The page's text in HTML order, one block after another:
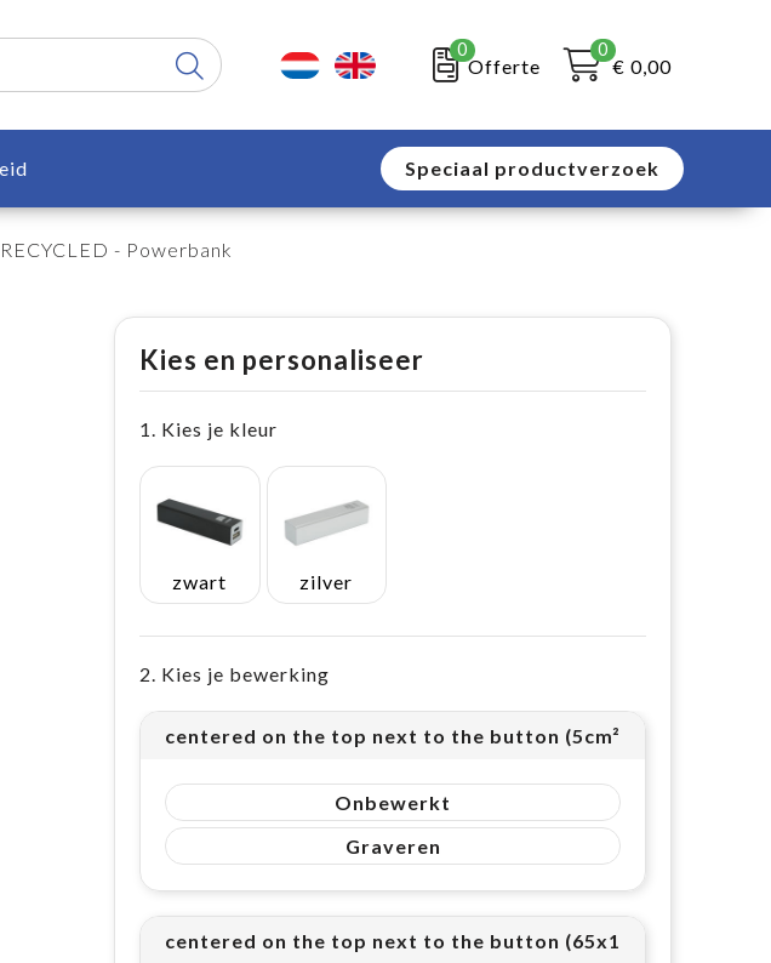
0
Offerte
0
€ 0,00
Speciaal productverzoek
- Powerbank
Kies en personaliseer
1. Kies je kleur
zwart zilver
2. Kies je bewerking
centered on the top next to the button (5cm²)
Onbewerkt
Graveren
centered on the top next to the button (65x14mm (9cm²))